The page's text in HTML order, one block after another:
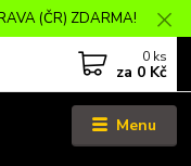
(ČR) ZDARMA!
Menu
0 ks
za 0 Kč